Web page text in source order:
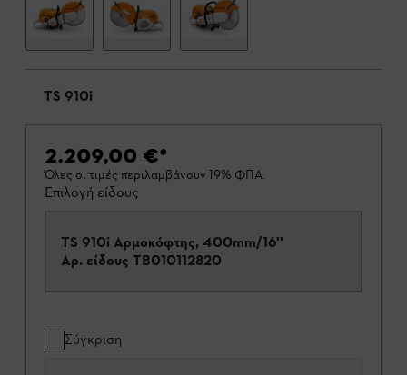
TS 910i
2.209,00 €*
Όλες οι τιμές περιλαμβάνουν 19% ΦΠΑ.
Επιλογή είδους
TS 910i Αρμοκόφτης, 400mm/16''
Αρ. είδους TB010112820
Σύγκριση